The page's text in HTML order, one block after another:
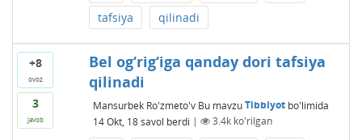
tafsiya
qilinadi
+8
ovoz
3
javob
Bel og‘rig‘iga qanday dori tafsiya
qilinadi
Mansurbek Ro'zmeto'v Bu mavzuTibbiyotbo'limida
14 Okt, 18 savol berdi | 3.4kko'rilgan